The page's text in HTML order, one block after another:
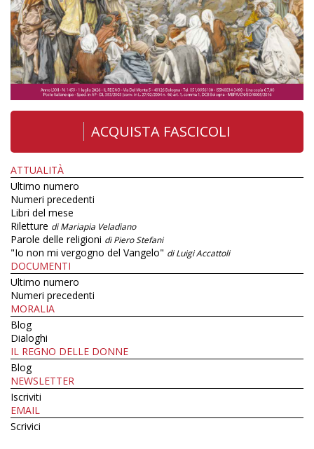
ACQUISTA FASCICOLI
ATTUALITÀ
Ultimo numero
Numeri precedenti
Libri del mese
Riletture di Mariapia Veladiano
Parole delle religioni di Piero Stefani
"Io non mi vergogno del Vangelo" di Luigi Accattoli
DOCUMENTI
Ultimo numero
Numeri precedenti
MORALIA
Blog
Dialoghi
IL REGNO DELLE DONNE
Blog
NEWSLETTER
Iscriviti
EMAIL
Scrivici